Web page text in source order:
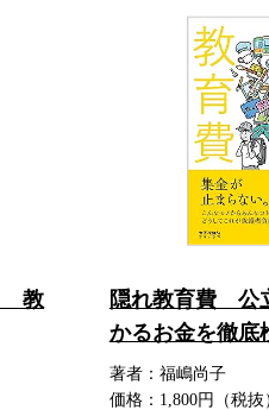
教
隠れ教育費 公
かるお金を徹底
著者：福嶋尚子
価格：1,800円（税抜